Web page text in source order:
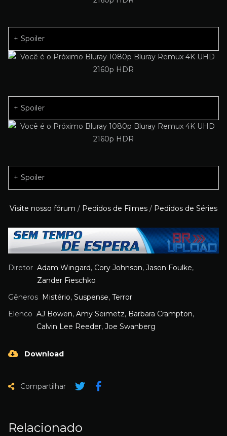
Spoiler
Spoiler
Spoiler
Visite nosso fórum / Pedidos de Filmes / Pedidos de Séries
Diretor Adam Wingard, Cory Johnson, Jason Foulke,
Zander Fieschko
Gêneros
Mistério, Suspense, Terror
Elenco AJ Bowen, Amy Seimetz, Barbara Crampton,
Calvin Lee Reeder, Joe Swanberg
Download
Compartilhar
Relacionado